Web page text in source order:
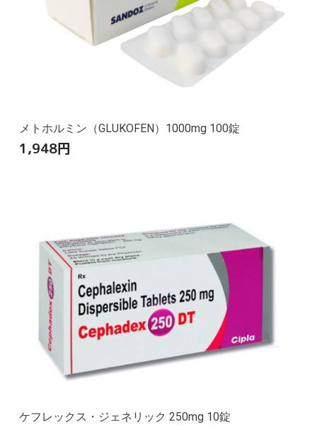
メトホルミン（GLUKOFEN）1000mg 100錠
1,948円
ケフレックス・ジェネリック 250mg 10錠